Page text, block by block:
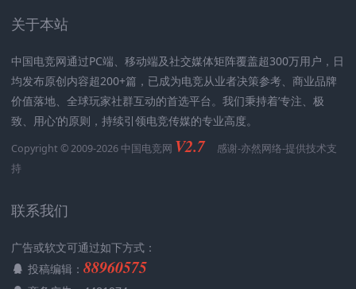
关于本站
中国电竞网通过PC端、移动端及社交媒体矩阵覆盖超300万用户，日
均发布原创内容超200+篇，已成为电竞从业者决策参考、商业品牌
价值落地、全球玩家社群互动的首选平台。我们秉持着’专注、极
致、用心‘的原则，持续引领电竞传媒的专业高度。
Copyright © 2009-2026 中国电竞网 V2.7 感谢-亦然网络-提供技术支
持
联系我们
广告或软文可通过如下方式：
投稿编辑： 88960575